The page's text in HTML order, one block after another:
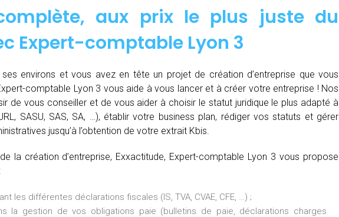
aux prix le plus juste du
Expert-comptable Lyon 3
environs et vous avez en tête un projet de création d’entreprise que vous
comptable Lyon 3 vous aide à vous lancer et à créer votre entreprise ! Nos
de vous conseiller et de vous aider à choisir le statut juridique le plus adapté à
SASU, SAS, SA, …), établir votre business plan, rédiger vos statuts et gérer
jusqu’à l’obtention de votre extrait Kbis.
la création d’entreprise, Exxactitude, Expert-comptable Lyon 3 vous propose
les différentes déclarations fiscales (IS, TVA, CVAE, CFE, …) ;
la gestion de vos obligations paie (bulletins de paie, déclarations charges